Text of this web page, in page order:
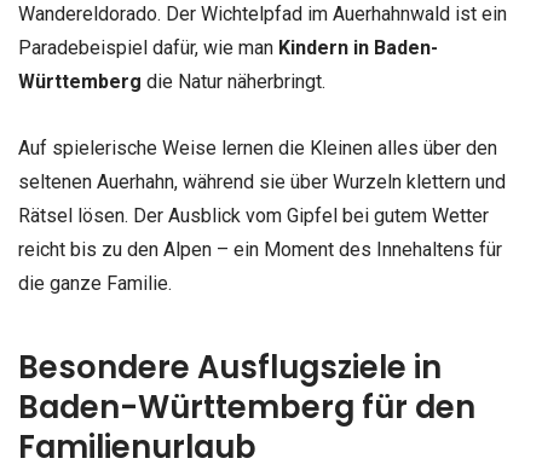
Wandereldorado. Der Wichtelpfad im Auerhahnwald ist ein
Paradebeispiel dafür, wie man Kindern in Baden-
Württemberg die Natur näherbringt.
Auf spielerische Weise lernen die Kleinen alles über den
seltenen Auerhahn, während sie über Wurzeln klettern und
Rätsel lösen. Der Ausblick vom Gipfel bei gutem Wetter
reicht bis zu den Alpen – ein Moment des Innehaltens für
die ganze Familie.
Besondere Ausflugsziele in
Baden-Württemberg für den
Familienurlaub